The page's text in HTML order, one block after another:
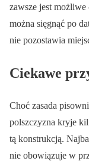
zawsze jest możliwe
można sięgnąć po
nie pozostawia
Ciekawe
Choć zasada pisowni
polszczyzna kryje
tą konstrukcją.
nie obowiązuje w